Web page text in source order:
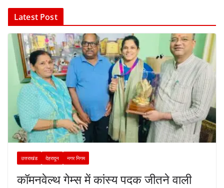
Latest Post
उत्तराखंड देहरादून नगर निगम
कॉमनवेल्थ गेम्स में कांस्य पदक जीतने वाली